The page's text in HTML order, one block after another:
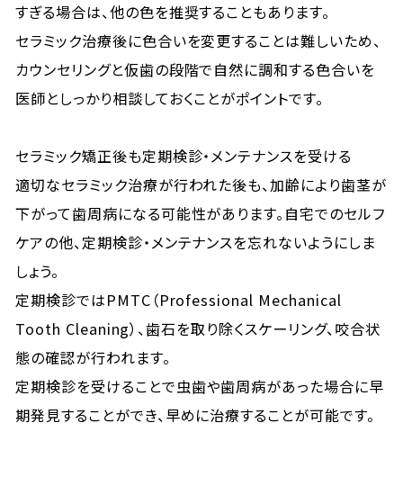
すぎる場合は、他の色を推奨することもあります。
セラミック治療後に色合いを変更することは難しいため、
カウンセリングと仮歯の段階で自然に調和する色合いを
医師としっかり相談しておくことがポイントです。
セラミック矯正後も定期検診・メンテナンスを受ける
適切なセラミック治療が行われた後も、加齢により歯茎が
下がって歯周病になる可能性があります。自宅でのセルフ
ケアの他、定期検診・メンテナンスを忘れないようにしま
しょう。
定期検診ではPMTC（Professional Mechanical
Tooth Cleaning）、歯石を取り除くスケーリング、咬合状
態の確認が行われます。
定期検診を受けることで虫歯や歯周病があった場合に早
期発見することができ、早めに治療することが可能です。